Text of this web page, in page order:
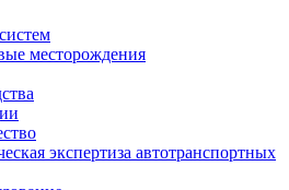
месторождения
экспертиза автотранспортных